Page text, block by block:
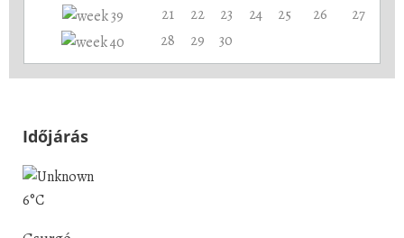
21
22 23 24 25 26
27
28
29 30
Időjárás
6°C